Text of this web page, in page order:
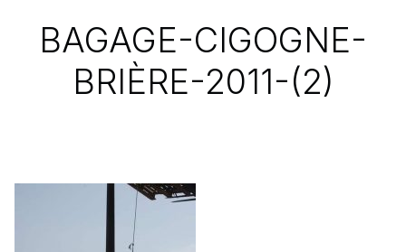
BAGAGE-CIGOGNE-
BRIÈRE-2011-(2)